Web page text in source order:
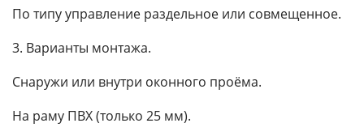
По типу управление раздельное или совмещенное.
3. Варианты монтажа.
Снаружи или внутри оконного проёма.
На раму ПВХ (только 25 мм).